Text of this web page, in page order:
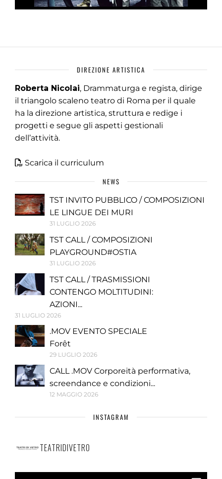
DIREZIONE ARTISTICA
Roberta Nicolai, Drammaturga e regista, dirige
il triangolo scaleno teatro di Roma per il quale
ha la direzione artistica, struttura e redige i
progetti e segue gli aspetti gestionali
dell’attività.
Scarica il curriculum
NEWS
TST INVITO PUBBLICO / COMPOSIZIONI
LE LINGUE DEI MURI
31 LUGLIO 2026
TST CALL / COMPOSIZIONI
PLAYGROUND#OSTIA
31 LUGLIO 2026
TST CALL / TRASMISSIONI
CONTENGO MOLTITUDINI:
AZIONI...
31 LUGLIO 2026
.MOV EVENTO SPECIALE
Forêt
29 LUGLIO 2026
CALL .MOV Corporeità performativa,
screendance e condizioni...
12 MAGGIO 2026
INSTAGRAM
TEATRIDIVETRO